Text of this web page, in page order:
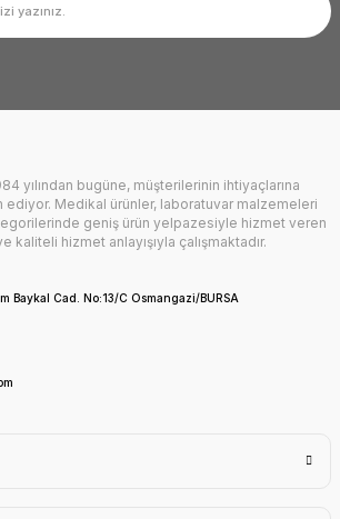
daha pahalı.
alternatifler olmalı.
Gönder
yılından bugüne, müşterilerinin ihtiyaçlarına
Medikal ürünler, laboratuvar malzemeleri
geniş ürün yelpazesiyle hizmet veren
kaliteli hizmet anlayışıyla çalışmaktadır.
Baykal Cad. No:13/C Osmangazi/BURSA